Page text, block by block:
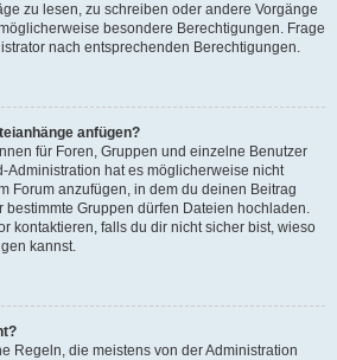
zu lesen, zu schreiben oder andere Vorgänge
besondere Berechtigungen. Frage
nach entsprechenden Berechtigungen.
anfügen?
für Foren, Gruppen und einzelne Benutzer
Administration hat es möglicherweise nicht
Forum anzufügen, in dem du deinen Beitrag
bestimmte Gruppen dürfen Dateien hochladen.
kontaktieren, falls du dir nicht sicher bist, wieso
kannst.
Regeln, die meistens von der Administration